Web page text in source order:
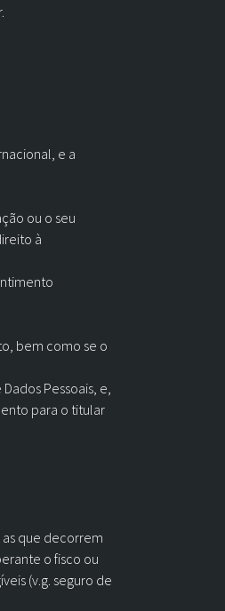
e a
ou o seu
à
bem como se o
Pessoais, e,
para o titular
que decorrem
o fisco ou
(v.g. seguro de